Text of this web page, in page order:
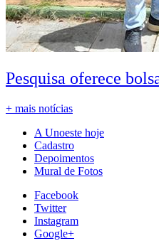
Pesquisa oferece
+ mais notícias
A Unoeste hoje
Cadastro
Depoimentos
Mural de Fotos
Facebook
Twitter
Instagram
Google+